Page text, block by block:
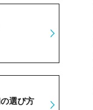
選び方